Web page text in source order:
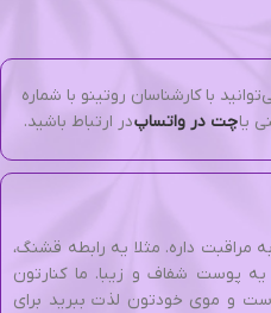
با کارشناسان روتینو با شماره
یاچت در واتساپدر ارتباط باشید.
مراقبت داره. مثلا یه رابطه قشنگ،
پوست شفاف و زیبا. ما کنارتون
و موی خودتون لذت ببرید برای